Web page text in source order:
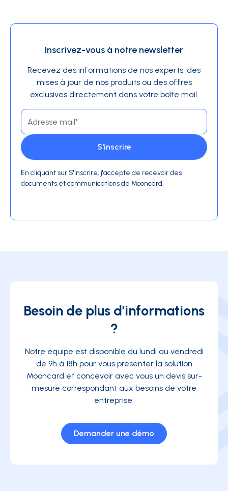
Inscrivez-vous à notre newsletter
Recevez des informations de nos experts, des
mises à jour de nos produits ou des offres
exclusives directement dans votre boîte mail.
En cliquant sur S'inscrire, j'accepte de recevoir des
documents et communications de Mooncard.
Besoin de plus d’informations
?
Notre équipe est disponible du lundi au vendredi
de 9h à 18h pour vous présenter la solution
Mooncard et concevoir avec vous un devis sur-
mesure correspondant aux besoins de votre
entreprise.
Demander une démo